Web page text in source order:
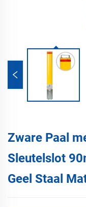
Zware Paal
Sleutelslot
Geel Staal